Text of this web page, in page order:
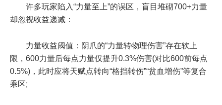
许多玩家陷入“力量至上”的误区，盲目堆砌700+力量
却忽视收益递减：
力量收益阈值：阴爪的“力量转物理伤害”存在软上
限，600力量后每点力量仅提升0.3%伤害(对比600前每点
0.5%)，此时应将天赋点转向“格挡转伤”“贫血增伤”等复合
乘区;